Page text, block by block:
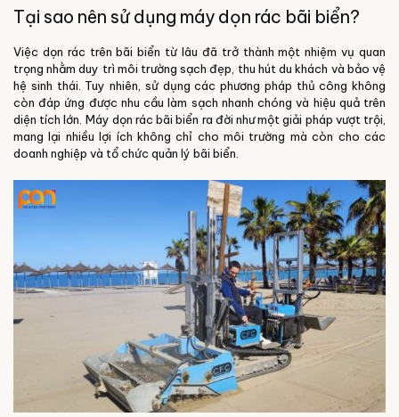
Tại sao nên sử dụng máy dọn rác bãi biển?
Việc dọn rác trên bãi biển từ lâu đã trở thành một nhiệm vụ quan
trọng nhằm duy trì môi trường sạch đẹp, thu hút du khách và bảo vệ
hệ sinh thái. Tuy nhiên, sử dụng các phương pháp thủ công không
còn đáp ứng được nhu cầu làm sạch nhanh chóng và hiệu quả trên
diện tích lớn. Máy dọn rác bãi biển ra đời như một giải pháp vượt trội,
mang lại nhiều lợi ích không chỉ cho môi trường mà còn cho các
doanh nghiệp và tổ chức quản lý bãi biển.